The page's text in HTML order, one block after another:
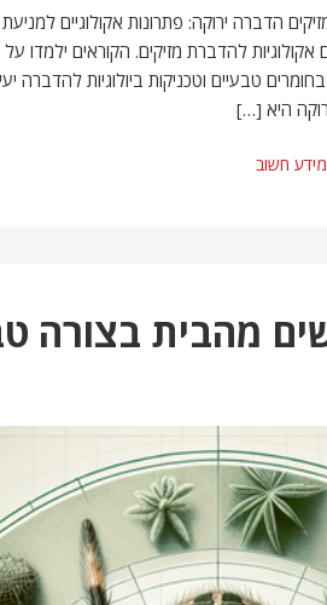
הדברה ירוקה: פתרונות אקולוגיים
להדברת מזיקים. הקוראים ילמדו
טבעיים וטכניקות ביולוגיות להדברה
היא […]
מידע חשוב
מהבית בצורה